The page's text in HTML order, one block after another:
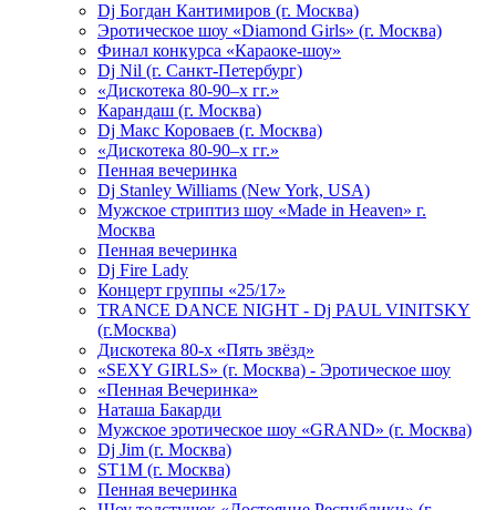
Dj Богдан Кантимиров (г. Москва)
Эротическое шоу «Diamond Girls» (г. Москва)
Финал конкурса «Караоке-шоу»
Dj Nil (г. Санкт-Петербург)
«Дискотека 80-90–х гг.»
Карандаш (г. Москва)
Dj Макс Короваев (г. Москва)
«Дискотека 80-90–х гг.»
Пенная вечеринка
Dj Stanley Williams (New York, USA)
Мужское стриптиз шоу «Made in Heaven» г.
Москва
Пенная вечеринка
Dj Fire Lady
Концерт группы «25/17»
TRANCE DANCE NIGHT - Dj PAUL VINITSKY
(г.Москва)
Дискотека 80-х «Пять звёзд»
«SEXY GIRLS» (г. Москва) - Эротическое шоу
«Пенная Вечеринка»
Hаташа Бакарди
Мужское эротическое шоу «GRAND» (г. Москва)
Dj Jim (г. Москва)
ST1M (г. Москва)
Пенная вечеринка